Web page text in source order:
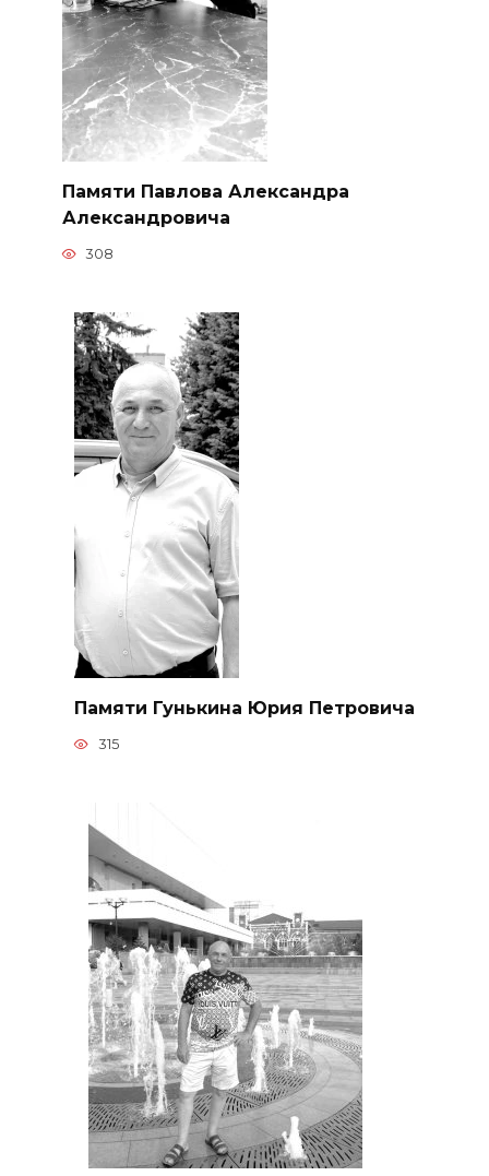
Памяти Павлова Александра
Александровича
308
Памяти Гунькина Юрия Петровича
315